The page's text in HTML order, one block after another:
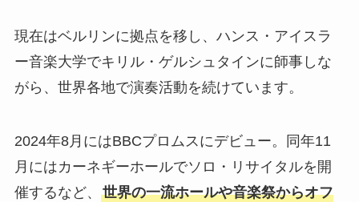
現在はベルリンに拠点を移し、ハンス・アイスラ
ー音楽大学でキリル・ゲルシュタインに師事しな
がら、世界各地で演奏活動を続けています。
2024年8月にはBBCプロムスにデビュー。同年11
月にはカーネギーホールでソロ・リサイタルを開
催するなど、 世界の一流ホールや音楽祭からオフ